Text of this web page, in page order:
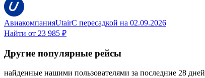
АвиакомпанияUtairС пересадкой на 02.09.2026
Найти от 23 985 ₽
Другие популярные рейсы
найденные нашими пользователями за последние 28 дней